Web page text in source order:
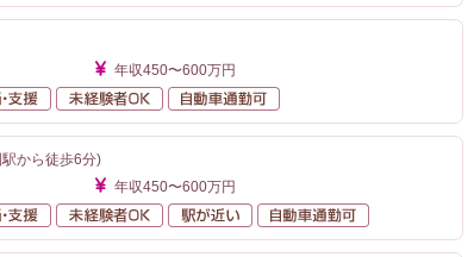
年収450〜600万円
住宅手当・支援 未経験者OK
から徒歩6分)
年収450〜600万円
住宅手当・支援 未経験者OK 駅が近い